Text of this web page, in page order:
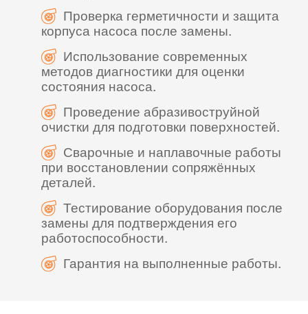
Проверка герметичности и защита
корпуса насоса после замены.
Использование современных
методов диагностики для оценки
состояния насоса.
Проведение абразивоструйной
очистки для подготовки поверхностей.
Сварочные и наплавочные работы
при восстановлении сопряжённых
деталей.
Тестирование оборудования после
замены для подтверждения его
работоспособности.
Гарантия на выполненные работы.